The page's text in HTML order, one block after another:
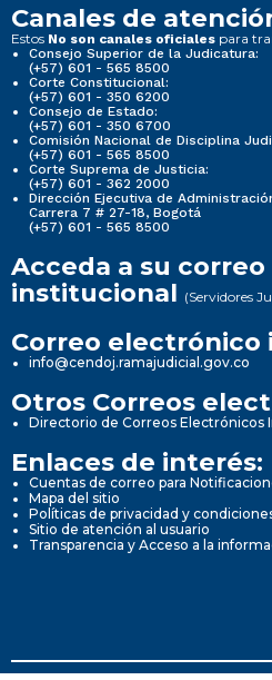
Canales de
Estos No son canales oficiales para
Consejo Superior de la Judicatura:
(+57) 601 - 565 8500
Corte Constitucional:
(+57) 601 - 350 6200
Consejo de Estado:
(+57) 601 - 350 6700
Comisión Nacional de Disciplina
(+57) 601 - 565 8500
Corte Suprema de Justicia:
(+57) 601 - 362 2000
Dirección Ejecutiva de
Carrera 7 # 27-18, Bogotá
(+57) 601 - 565 8500
Acceda a su
institucional (Servidores
Correo
info@cendoj.ramajudicial.gov.co
Otros Correos
Directorio de Correos Electrónicos
Enlaces de interés:
Cuentas de correo para
Mapa del sitio
Políticas de privacidad y
Sitio de atención al usuario
Transparencia y Acceso a la